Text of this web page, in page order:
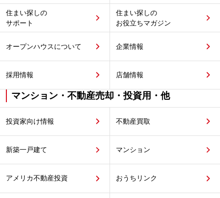
住まい探しの
サポート
住まい探しの
お役立ちマガジン
オープンハウスについて 企業情報
採用情報 店舗情報
マンション・不動産売却・投資用・他
投資家向け情報 不動産買取
新築一戸建て マンション
アメリカ不動産投資 おうちリンク